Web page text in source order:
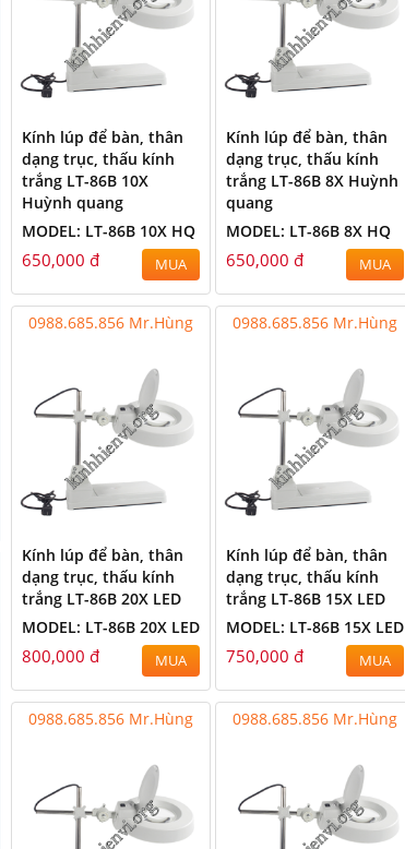
Kính lúp để bàn, thân
dạng trục, thấu kính
trắng LT-86B 10X
Huỳnh quang
MODEL: LT-86B 10X HQ
650,000 đ MUA
Kính lúp để bàn, thân
dạng trục, thấu kính
trắng LT-86B 8X Huỳnh
quang
MODEL: LT-86B 8X HQ
650,000 đ MUA
0988.685.856 Mr.Hùng
Kính lúp để bàn, thân
dạng trục, thấu kính
trắng LT-86B 20X LED
MODEL: LT-86B 20X LED
800,000 đ MUA
0988.685.856 Mr.Hùng
Kính lúp để bàn, thân
dạng trục, thấu kính
trắng LT-86B 15X LED
MODEL: LT-86B 15X LED
750,000 đ MUA
0988.685.856 Mr.Hùng 0988.685.856 Mr.Hùng
0988.685.856 Mr.Hùng Mr Hùng - 0988.685.856